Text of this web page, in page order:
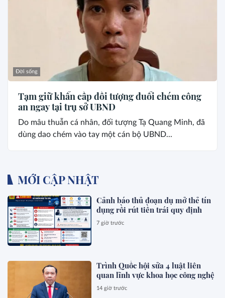
Đời sống
Tạm giữ khẩn cấp đối tượng đuổi chém công
an ngay tại trụ sở UBND
Do mâu thuẫn cá nhân, đối tượng Tạ Quang Minh, đã
dùng dao chém vào tay một cán bộ UBND...
MỚI CẬP NHẬT
Cảnh báo thủ đoạn dụ mở thẻ tín
dụng rồi rút tiền trái quy định
7 giờ trước
Trình Quốc hội sửa 4 luật liên
quan lĩnh vực khoa học công nghệ
14 giờ trước